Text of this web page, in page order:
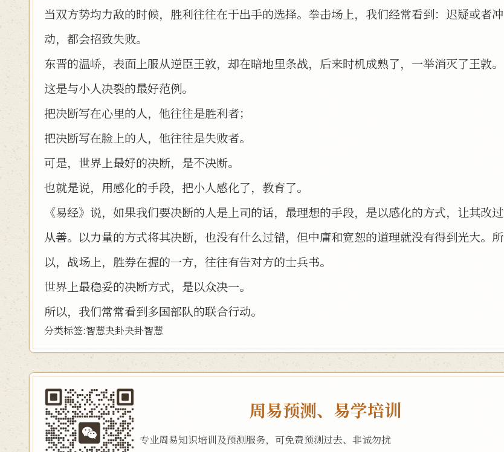
当双方势均力敌的时候，胜利往往在于出手的选择。拳击场上，我们经常看到：迟疑或者冲
动，都会招致失败。
东晋的温峤，表面上服从逆臣王敦，却在暗地里条战，后来时机成熟了，一举消灭了王敦。
这是与小人决裂的最好范例。
把决断写在心里的人，他往往是胜利者；
把决断写在脸上的人，他往往是失败者。
可是，世界上最好的决断，是不决断。
也就是说，用感化的手段，把小人感化了，教育了。
《易经》说，如果我们要决断的人是上司的话，最理想的手段，是以感化的方式，让其改过
从善。以力量的方式将其决断，也没有什么过错，但中庸和宽恕的道理就没有得到光大。所
以，战场上，胜券在握的一方，往往有告对方的士兵书。
世界上最稳妥的决断方式，是以众决一。
所以，我们常常看到多国部队的联合行动。
分类标签:智慧夬卦夬卦智慧
周易预测、易学培训
专业周易知识培训及预测服务，可免费预测过去、非诚勿扰